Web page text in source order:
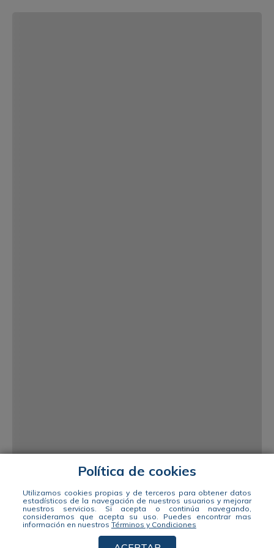
Política de cookies
Utilizamos cookies propias y de terceros para obtener datos
estadísticos de la navegación de nuestros usuarios y mejorar
nuestros servicios. Si acepta o continúa navegando,
consideramos que acepta su uso. Puedes encontrar mas
información en nuestros Términos y Condiciones